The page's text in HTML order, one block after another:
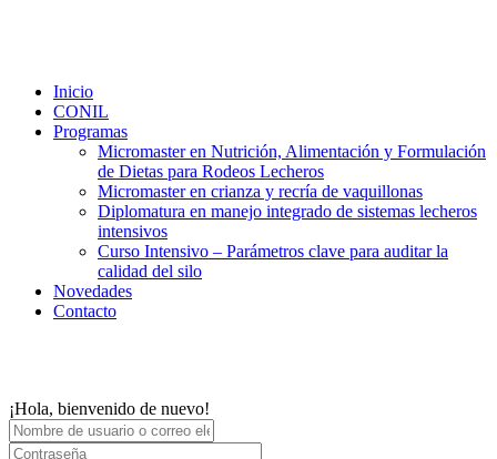
Inicio
CONIL
Programas
Micromaster en Nutrición, Alimentación y Formulación
de Dietas para Rodeos Lecheros
Micromaster en crianza y recría de vaquillonas
Diplomatura en manejo integrado de sistemas lecheros
intensivos
Curso Intensivo – Parámetros clave para auditar la
calidad del silo
Novedades
Contacto
¡Hola, bienvenido de nuevo!